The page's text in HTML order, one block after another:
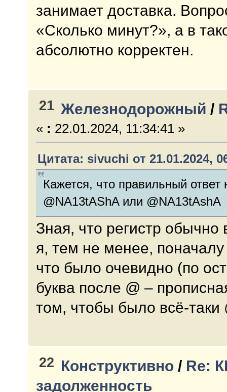
занимает доставка.
«Сколько минут?», а в
абсолютно корректен.
21 Железнодорожный /
« : 22.01.2024, 11:34:41 »
Цитата: sivuchi от 21.01.2024,
Кажется, что правильный
@NA13tAShA или @NA13tAshA
Зная, что регистр
я, тем не менее,
что было очевидно (по
буква после @ –
том, чтобы было всё-таки
22 Конструктивно / Re:
задолженность